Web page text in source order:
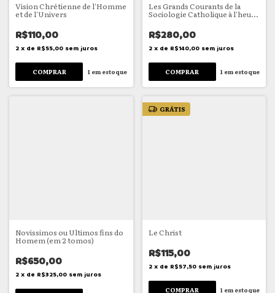
Vision Chrétienne de l'Homme
et de l'Univers
R$110,00
2 x de R$55,00 sem juros
1em estoque
Les Grands Courants de la
Sociologie Catholique à l'heure
présente
R$280,00
2 x de R$140,00 sem juros
1 em estoque
Novissimos ou Ultimos fins do
Homem (em 2 tomos)
R$650,00
2 x de R$325,00 sem juros
GRÁTIS
Le Christ
R$115,00
2 x de R$57,50 sem juros
1 em estoque